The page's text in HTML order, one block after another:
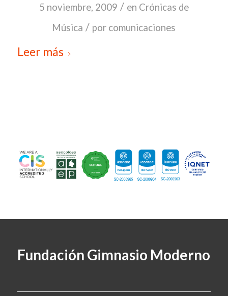
5 noviembre, 2009 / en Crónicas de
Música / por comunicaciones
Leer más
Fundación Gimnasio Moderno